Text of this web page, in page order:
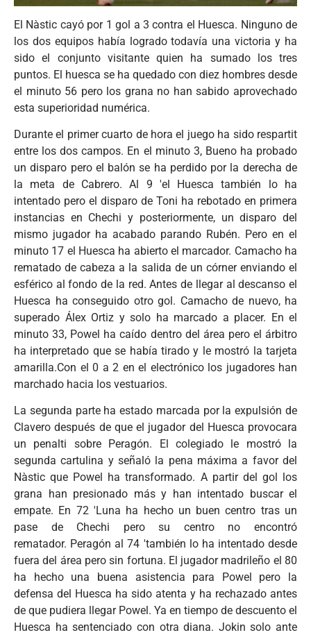
El Nàstic cayó por 1 gol a 3 contra el Huesca. Ninguno de
los dos equipos había logrado todavía una victoria y ha
sido el conjunto visitante quien ha sumado los tres
puntos. El huesca se ha quedado con diez hombres desde
el minuto 56 pero los grana no han sabido aprovechado
esta superioridad numérica.
Durante el primer cuarto de hora el juego ha sido respartit
entre los dos campos. En el minuto 3, Bueno ha probado
un disparo pero el balón se ha perdido por la derecha de
la meta de Cabrero. Al 9 'el Huesca también lo ha
intentado pero el disparo de Toni ha rebotado en primera
instancias en Chechi y posteriormente, un disparo del
mismo jugador ha acabado parando Rubén. Pero en el
minuto 17 el Huesca ha abierto el marcador. Camacho ha
rematado de cabeza a la salida de un córner enviando el
esférico al fondo de la red. Antes de llegar al descanso el
Huesca ha conseguido otro gol. Camacho de nuevo, ha
superado Álex Ortiz y solo ha marcado a placer. En el
minuto 33, Powel ha caído dentro del área pero el árbitro
ha interpretado que se había tirado y le mostró la tarjeta
amarilla.Con el 0 a 2 en el electrónico los jugadores han
marchado hacia los vestuarios.
La segunda parte ha estado marcada por la expulsión de
Clavero después de que el jugador del Huesca provocara
un penalti sobre Peragón. El colegiado le mostró la
segunda cartulina y señaló la pena máxima a favor del
Nàstic que Powel ha transformado. A partir del gol los
grana han presionado más y han intentado buscar el
empate. En 72 'Luna ha hecho un buen centro tras un
pase de Chechi pero su centro no encontró
rematador. Peragón al 74 'también lo ha intentado desde
fuera del área pero sin fortuna. El jugador madrileño el 80
ha hecho una buena asistencia para Powel pero la
defensa del Huesca ha sido atenta y ha rechazado antes
de que pudiera llegar Powel. Ya en tiempo de descuento el
Huesca ha sentenciado con otra diana. Jokin solo ante